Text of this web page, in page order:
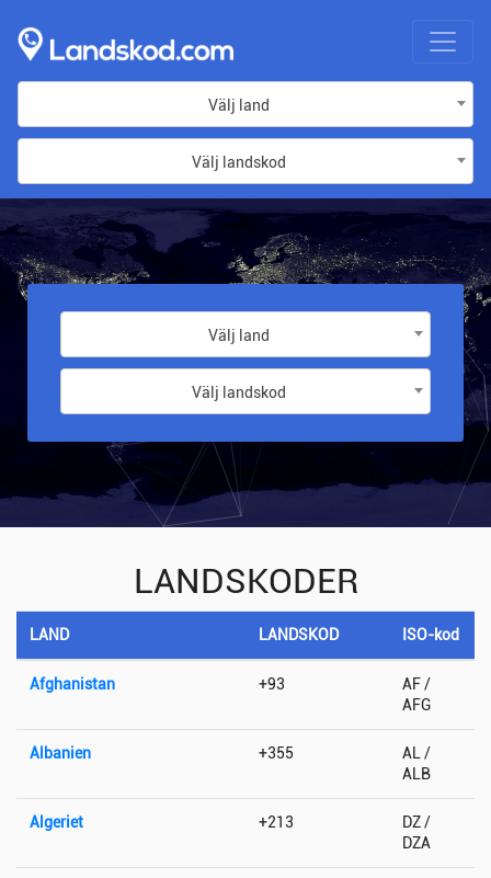
Välj land
Välj landskod
Välj land
Välj landskod
LANDSKODER
LAND LANDSKOD ISO-kod
Afghanistan +93
AF /
AFG
Albanien +355
AL /
ALB
Algeriet +213
DZ /
DZA